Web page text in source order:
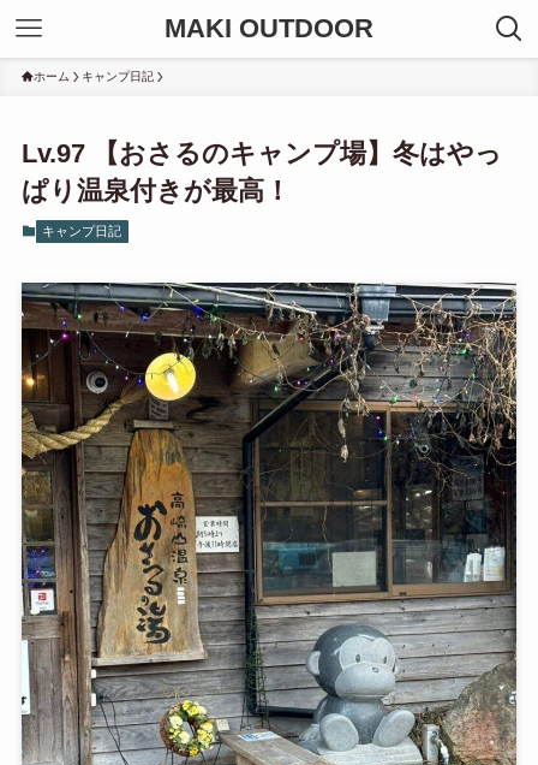
MAKI OUTDOOR
ホーム キャンプ日記
Lv.97 【おさるのキャンプ場】冬はやっ
ぱり温泉付きが最高！
キャンプ日記